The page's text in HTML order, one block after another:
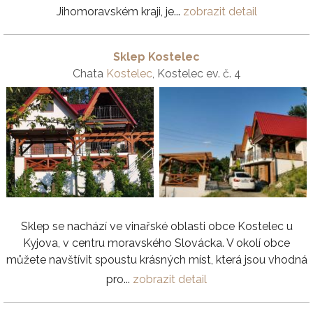
Jihomoravském kraji, je... zobrazit detail
Sklep Kostelec
Chata Kostelec, Kostelec ev. č. 4
Sklep se nachází ve vinařské oblasti obce Kostelec u
Kyjova, v centru moravského Slovácka. V okolí obce
můžete navštívit spoustu krásných míst, která jsou vhodná
pro... zobrazit detail